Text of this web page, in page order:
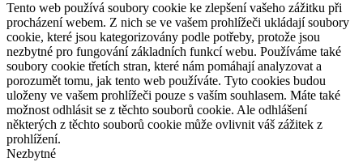
Tento web používá soubory cookie ke zlepšení vašeho zážitku při
procházení webem. Z nich se ve vašem prohlížeči ukládají soubory
cookie, které jsou kategorizovány podle potřeby, protože jsou
nezbytné pro fungování základních funkcí webu. Používáme také
soubory cookie třetích stran, které nám pomáhají analyzovat a
porozumět tomu, jak tento web používáte. Tyto cookies budou
uloženy ve vašem prohlížeči pouze s vaším souhlasem. Máte také
možnost odhlásit se z těchto souborů cookie. Ale odhlášení
některých z těchto souborů cookie může ovlivnit váš zážitek z
prohlížení.
Nezbytné